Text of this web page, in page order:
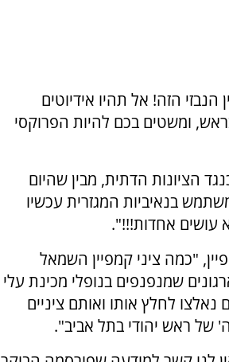
הזה! אל תהיו אידיוטים
ומשטים בכם להיות הפרוקסי
הציונות הדתית, מבין שהיום
בנאיביות המגזרית עכשיו
עושים אחדות!!!".
"כמה ציני קמפיין השמאל
שמנפנפים בנופלי מכינת עלי
לחלץ אותו ואותם ציניים
של ראש יהודי בתל אביב".